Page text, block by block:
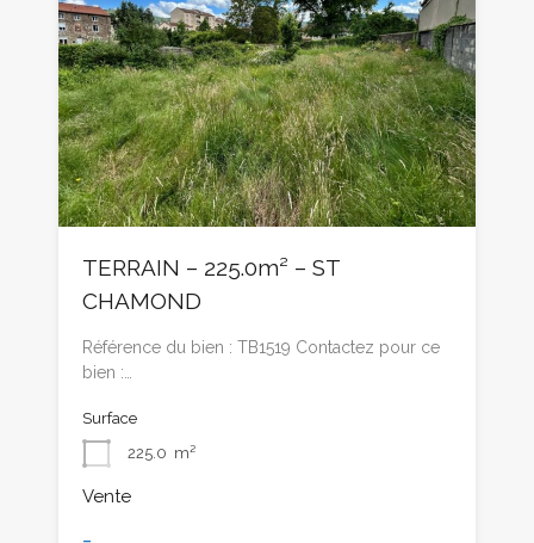
TERRAIN – 225.0m² – ST
CHAMOND
Référence du bien : TB1519 Contactez pour ce
bien :…
Surface
225.0 m²
Vente